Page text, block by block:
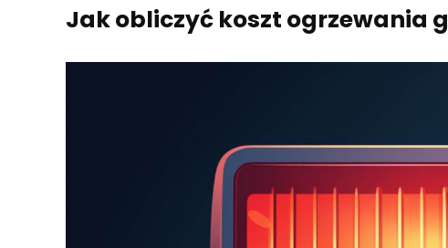
Jak obliczyć koszt ogrzewania